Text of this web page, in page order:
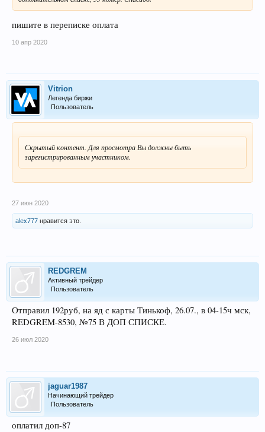
пишите в переписке оплата
10 апр 2020
Vitrion
Легенда биржи
Пользователь
Скрытый контент. Для просмотра Вы должны быть
зарегистрированным участником.
27 июн 2020
alex777 нравится это.
REDGREM
Активный трейдер
Пользователь
Отправил 192руб, на яд с карты Тинькоф, 26.07., в 04-15ч мск,
REDGREM-8530, №75 В ДОП СПИСКЕ.
26 июл 2020
jaguar1987
Начинающий трейдер
Пользователь
оплатил доп-87